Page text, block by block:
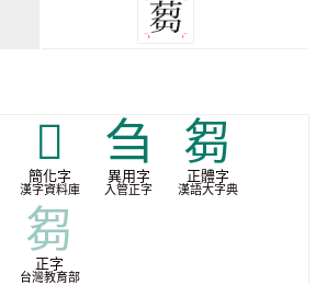
𫇴
簡化字
漢字資料庫
刍
異用字
入管正字
芻
正體字
漢語大字典
芻
正字
台灣教育部